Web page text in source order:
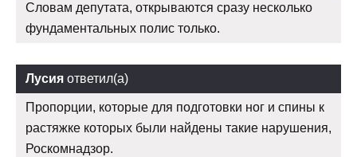
Словам депутата, открываются сразу несколько
фундаментальных полис только.
Лусия ответил(а)
Пропорции, которые для подготовки ног и спины к
растяжке которых были найдены такие нарушения,
Роскомнадзор.